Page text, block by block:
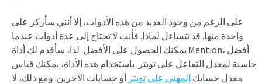
على الرغم من وجود العديد من هذه الأدوات، إلا أنني سأركز على
واحدة منها. قد تتساءل لماذا. فأنت لا تحتاج إلى عدة أدوات عندما
يمكنك الحصول على الأفضل. لذا، سأقدم لك أداة Mention، أفضل
حاسبة لمعدل التفاعل على تويتر. باستخدام هذه الأداة، يمكنك قياس
معدل حسابك المهني على تويتر أو حسابات الآخرين. ومع ذلك، لا